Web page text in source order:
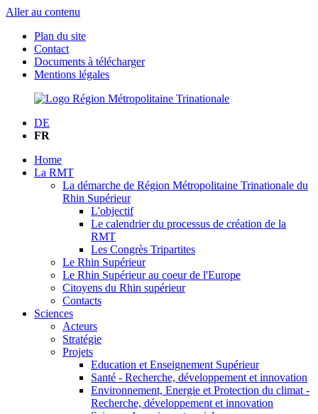
Aller au contenu
Plan du site
Contact
Documents à télécharger
Mentions légales
DE
FR
Home
La RMT
La démarche de Région Métropolitaine Trinationale du
Rhin Supérieur
L'objectif
Le calendrier du processus de création de la
RMT
Les Congrès Tripartites
Le Rhin Supérieur
Le Rhin Supérieur au coeur de l'Europe
Citoyens du Rhin supérieur
Contacts
Sciences
Acteurs
Stratégie
Projets
Education et Enseignement Supérieur
Santé - Recherche, développement et innovation
Environnement, Energie et Protection du climat -
Recherche, développement et innovation